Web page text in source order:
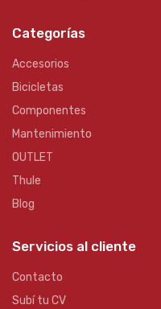
Categorías
Accesorios
Bicicletas
Componentes
Mantenimiento
OUTLET
Thule
Blog
Servicios al cliente
Contacto
Subí tu CV